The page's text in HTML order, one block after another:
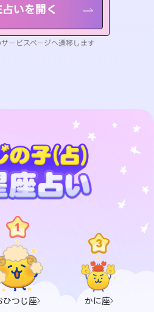
いを開く
ービスページへ遷移します
ひつじ座 かに座